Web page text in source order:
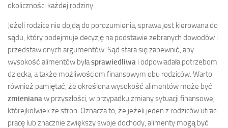
okoliczności każdej rodziny.
Jeżeli rodzice nie dojdą do porozumienia, sprawa jest kierowana do
sądu, który podejmuje decyzję na podstawie zebranych dowodów i
przedstawionych argumentów. Sąd stara się zapewnić, aby
wysokość alimentów byłasprawiedliwa i odpowiadała potrzebom
dziecka, a także możliwościom finansowym obu rodziców. Warto
również pamiętać, że określona wysokość alimentów może być
zmieniana w przyszłości, w przypadku zmiany sytuacji finansowej
którejkolwiek ze stron. Oznacza to, że jeżeli jeden z rodziców utraci
pracę lub znacznie zwiększy swoje dochody, alimenty mogą być